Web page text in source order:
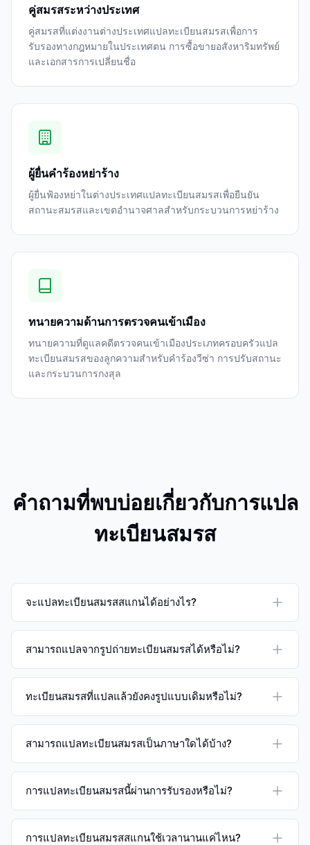
คู่สมรสระหว่างประเทศ
คู่สมรสที่แต่งงานต่างประเทศแปลทะเบียนสมรสเพื่อการ
รับรองทางกฎหมายในประเทศตน การซื้อขายอสังหาริมทรัพย์
และเอกสารการเปลี่ยนชื่อ
ผู้ยื่นคำร้องหย่าร้าง
ผู้ยื่นฟ้องหย่าในต่างประเทศแปลทะเบียนสมรสเพื่อยืนยัน
สถานะสมรสและเขตอำนาจศาลสำหรับกระบวนการหย่าร้าง
ทนายความด้านการตรวจคนเข้าเมือง
ทนายความที่ดูแลคดีตรวจคนเข้าเมืองประเภทครอบครัวแปล
ทะเบียนสมรสของลูกความสำหรับคำร้องวีซ่า การปรับสถานะ
และกระบวนการกงสุล
คำถามที่พบบ่อยเกี่ยวกับการแปล
ทะเบียนสมรส
จะแปลทะเบียนสมรสสแกนได้อย่างไร?
สามารถแปลจากรูปถ่ายทะเบียนสมรสได้หรือไม่?
ทะเบียนสมรสที่แปลแล้วยังคงรูปแบบเดิมหรือไม่?
สามารถแปลทะเบียนสมรสเป็นภาษาใดได้บ้าง?
การแปลทะเบียนสมรสนี้ผ่านการรับรองหรือไม่?
การแปลทะเบียนสมรสสแกนใช้เวลานานแค่ไหน?